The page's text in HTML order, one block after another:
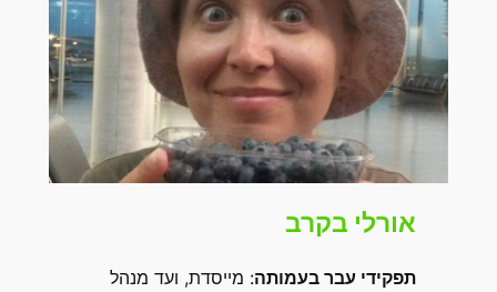
אורלי בקרב
תפקידי עבר בעמותה: מייסדת, ועד מנהל